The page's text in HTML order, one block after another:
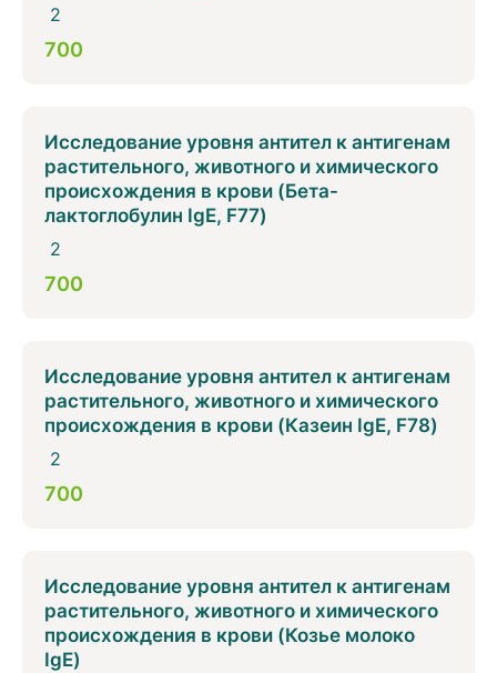
2
700
Исследование уровня антител к антигенам
растительного, животного и химического
происхождения в крови (Бета-
лактоглобулин IgE, F77)
2
700
Исследование уровня антител к антигенам
растительного, животного и химического
происхождения в крови (Казеин IgE, F78)
2
700
Исследование уровня антител к антигенам
растительного, животного и химического
происхождения в крови (Козье молоко
IgE)